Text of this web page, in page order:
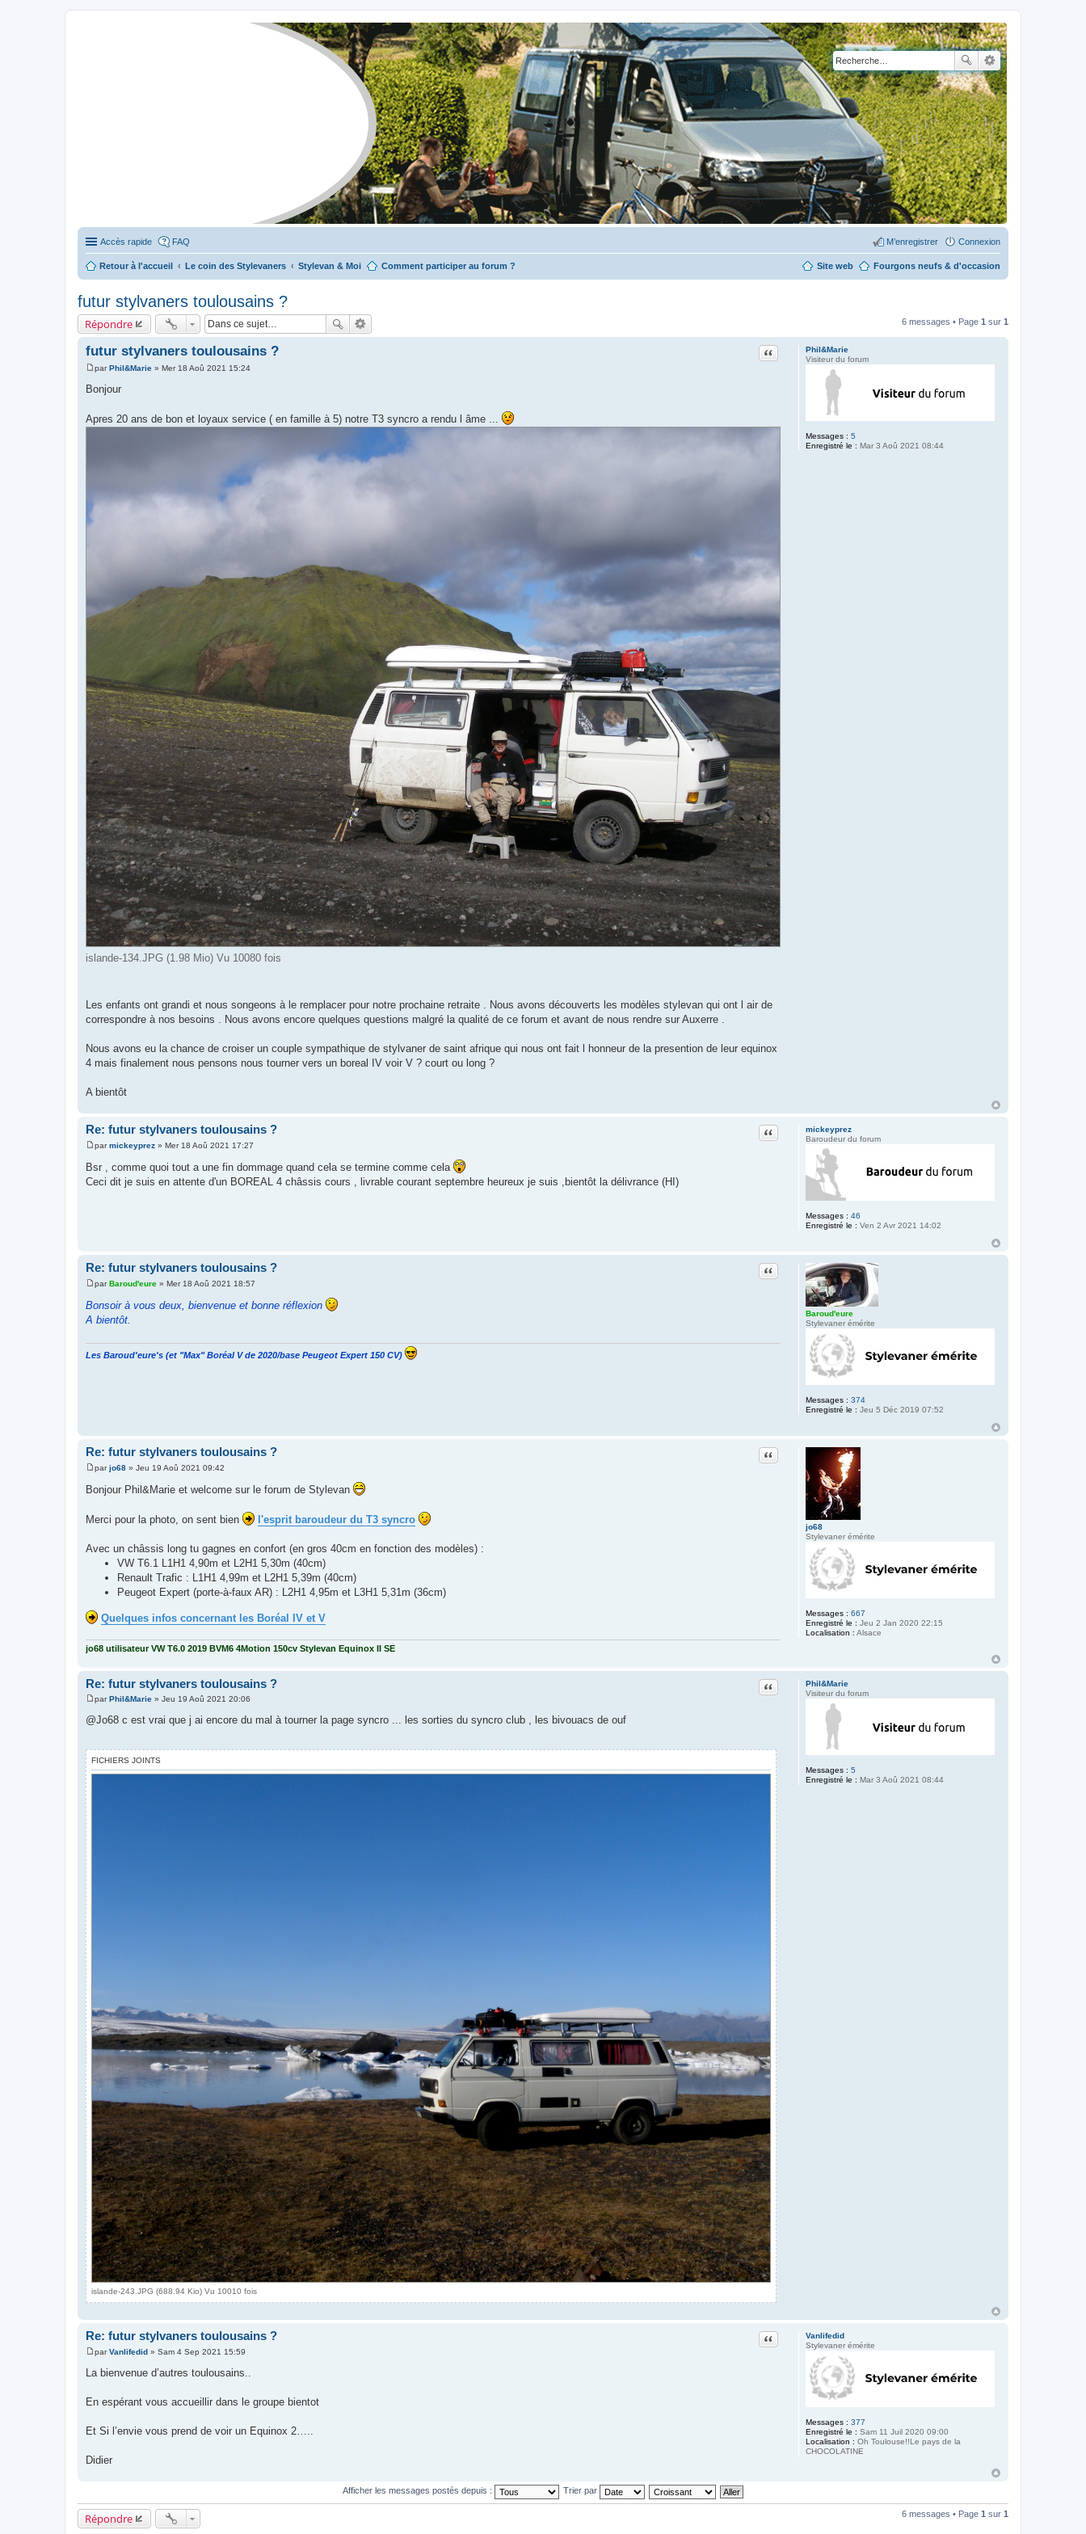
Stylevan - Vans aménagés
Accès rapide FAQ Connexion
M’enregistrer
Retour à l'accueil Le coin des Stylevaners Stylevan & Moi Comment participer au forum ? Fourgons neufs & d'occasion
Site web
futur stylvaners toulousains ?
Répondre 6 messages • Page 1 sur 1
Phil&Marie
Visiteur du forum
Messages : 5
Enregistré le : Mar 3 Aoû 2021 08:44
futur stylvaners toulousains ? Citation
M
s
g
parPhil&Marie » Mer 18 Aoû 2021 15:24
Bonjour
Apres 20 ans de bon et loyaux service ( en famille à 5) notre T3 syncro a rendu l âme ...
islande-134.JPG (1.98 Mio) Vu 10080 fois
Les enfants ont grandi et nous songeons à le remplacer pour notre prochaine retraite . Nous avons découverts les modèles stylevan qui ont l air de
correspondre à nos besoins . Nous avons encore quelques questions malgré la qualité de ce forum et avant de nous rendre sur Auxerre .
Nous avons eu la chance de croiser un couple sympathique de stylvaner de saint afrique qui nous ont fait l honneur de la presention de leur equinox
4 mais finalement nous pensons nous tourner vers un boreal IV voir V ? court ou long ?
A bientôt
mickeyprez
Baroudeur du forum
Messages : 46
Enregistré le : Ven 2 Avr 2021 14:02
Re: futur stylvaners toulousains ? Citation
M
s
s
parmickeyprez » Mer 18 Aoû 2021 17:27
Bsr , comme quoi tout a une fin dommage quand cela se termine comme cela
Ceci dit je suis en attente d'un BOREAL 4 châssis cours , livrable courant septembre heureux je suis ,bientôt la délivrance (HI)
Baroud'eure
Stylevaner émérite
Messages : 374
Enregistré le : Jeu 5 Déc 2019 07:52
Re: futur stylvaners toulousains ? Citation
M
s
s
parBaroud'eure » Mer 18 Aoû 2021 18:57
Bonsoir à vous deux, bienvenue et bonne réflexion
A bientôt.
Les Baroud'eure's (et "Max" Boréal V de 2020/base Peugeot Expert 150 CV)
jo68
Stylevaner émérite
Messages : 667
Enregistré le : Jeu 2 Jan 2020 22:15
Localisation : Alsace
Re: futur stylvaners toulousains ? Citation
M
s
g
parjo68 » Jeu 19 Aoû 2021 09:42
Bonjour Phil&Marie et welcome sur le forum de Stylevan
Merci pour la photo, on sent bien l'esprit baroudeur du T3 syncro
Avec un châssis long tu gagnes en confort (en gros 40cm en fonction des modèles) :
VW T6.1 L1H1 4,90m et L2H1 5,30m (40cm)
Renault Trafic : L1H1 4,99m et L2H1 5,39m (40cm)
Peugeot Expert (porte-à-faux AR) : L2H1 4,95m et L3H1 5,31m (36cm)
Quelques infos concernant les Boréal IV et V
jo68 utilisateur VW T6.0 2019 BVM6 4Motion 150cv Stylevan Equinox II SE
Phil&Marie
Visiteur du forum
Messages : 5
Enregistré le : Mar 3 Aoû 2021 08:44
Re: futur stylvaners toulousains ? Citation
M
e
s
e
parPhil&Marie » Jeu 19 Aoû 2021 20:06
@Jo68 c est vrai que j ai encore du mal à tourner la page syncro ... les sorties du syncro club , les bivouacs de ouf
FICHIERS JOINTS
islande-243.JPG (688.94 Kio) Vu 10010 fois
Vanlifedid
Stylevaner émérite
Messages : 377
Enregistré le : Sam 11 Juil 2020 09:00
Localisation : Oh Toulouse!!Le pays de la
CHOCOLATINE
Re: futur stylvaners toulousains ? Citation
M
s
g
parVanlifedid » Sam 4 Sep 2021 15:59
La bienvenue d’autres toulousains..
En espérant vous accueillir dans le groupe bientot
Et Si l’envie vous prend de voir un Equinox 2…..
Didier
Afficher les messages postés depuis : Trier par
Répondre 6 messages • Page 1 sur 1